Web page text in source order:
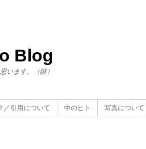
Blog
います。（謎）
／引用について 中のヒト 写真について